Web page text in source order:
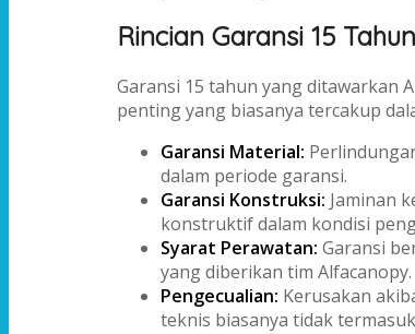
Rincian Garansi 15
Garansi 15 tahun yang ditawarkan
penting yang biasanya tercakup
Garansi Material:
dalam periode garansi.
Garansi Konstruksi: Jaminan
konstruktif dalam kondisi
Syarat Perawatan: Garansi
yang diberikan tim Alfacanopy.
Pengecualian: Kerusakan
teknis biasanya tidak